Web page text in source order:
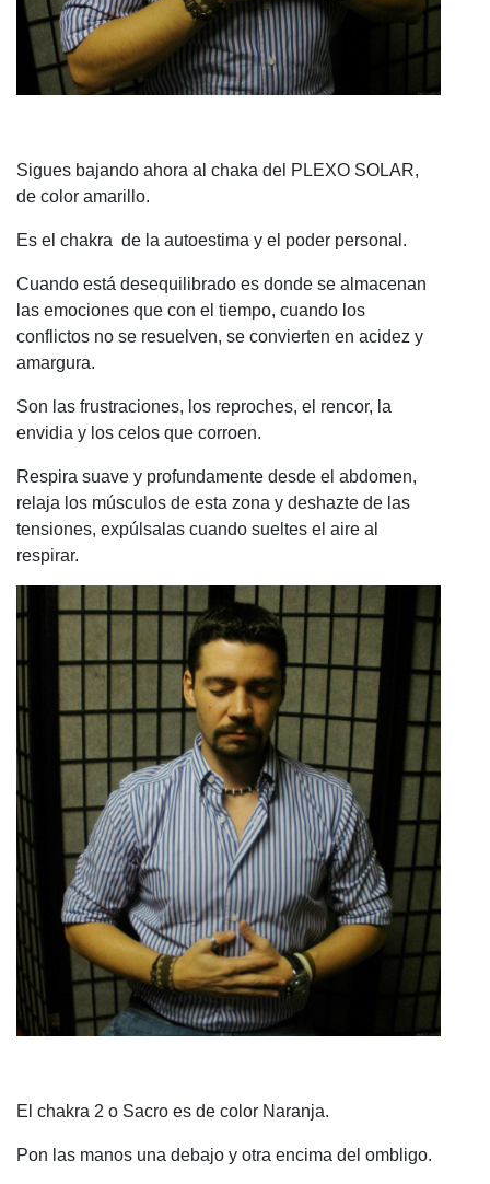
Sigues bajando ahora al chaka del PLEXO SOLAR,
de color amarillo.
Es el chakra de la autoestima y el poder personal.
Cuando está desequilibrado es donde se almacenan
las emociones que con el tiempo, cuando los
conflictos no se resuelven, se convierten en acidez y
amargura.
Son las frustraciones, los reproches, el rencor, la
envidia y los celos que corroen.
Respira suave y profundamente desde el abdomen,
relaja los músculos de esta zona y deshazte de las
tensiones, expúlsalas cuando sueltes el aire al
respirar.
El chakra 2 o Sacro es de color Naranja.
Pon las manos una debajo y otra encima del ombligo.